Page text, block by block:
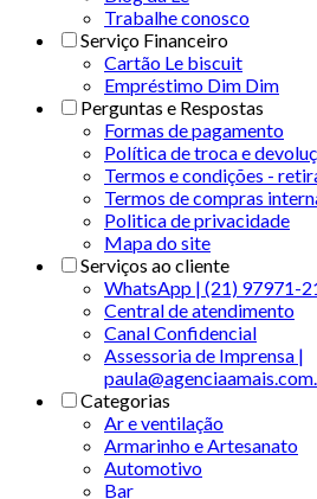
Trabalhe conosco
Serviço Financeiro
Cartão Le biscuit
Empréstimo Dim Dim
Perguntas e Respostas
Formas de pagamento
Política de troca e
Termos e condições -
Termos de compras
Politica de privacidade
Mapa do site
Serviços ao cliente
WhatsApp | (21) 97971-
Central de atendimento
Canal Confidencial
Assessoria de Imprensa |
Categorias
Ar e ventilação
Armarinho e Artesanato
Automotivo
Bar